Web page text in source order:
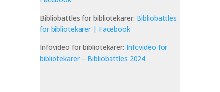
Bibliobattles for bibliotekarer: Bibliobattles
for bibliotekarer | Facebook
Infovideo for bibliotekarer: Infovideo for
bibliotekarer – Bibliobattles 2024